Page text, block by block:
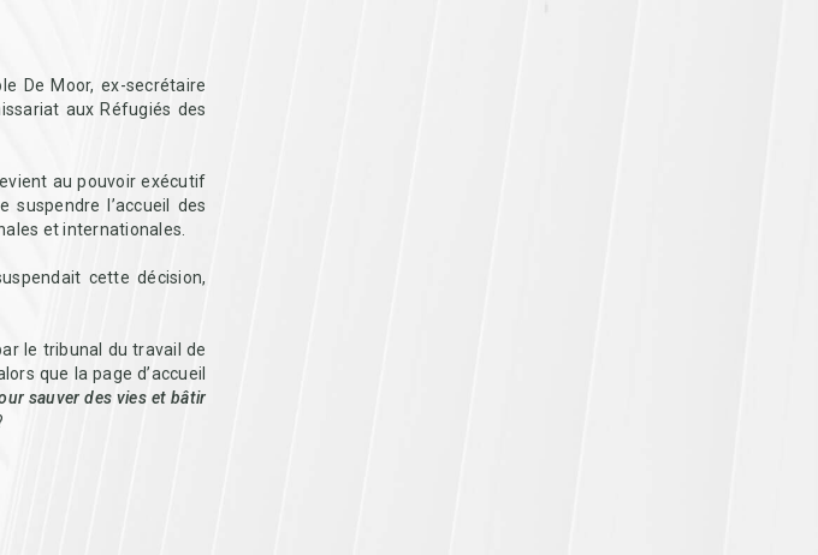
De Moor, ex-secrétaire
aux Réfugiés des
au pouvoir exécutif
l’accueil des
et internationales.
cette décision,
le tribunal du travail de
que la page d’accueil
sauver des vies et bâtir